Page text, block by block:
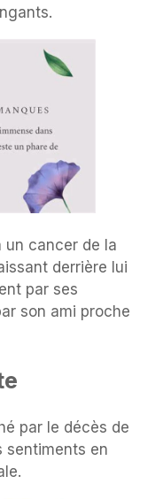
un cancer de la
derrière lui
par ses
son ami proche
par le décès de
sentiments en